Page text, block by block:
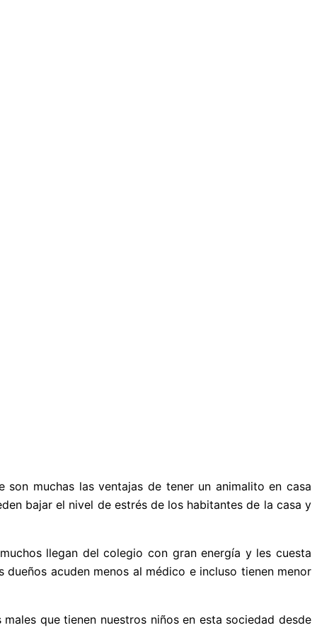
muchas las ventajas de tener un animalito en casa
bajar el nivel de estrés de los habitantes de la casa y
llegan del colegio con gran energía y les cuesta
acuden menos al médico e incluso tienen menor
que tienen nuestros niños en esta sociedad desde